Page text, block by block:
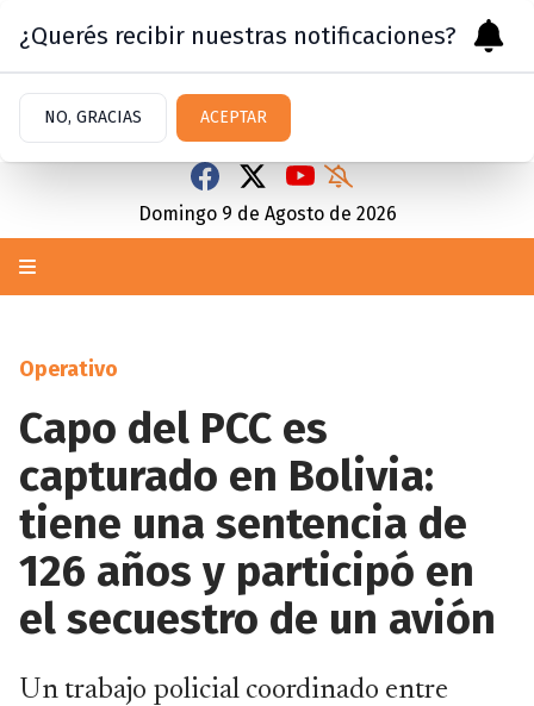
Domingo 9 de Agosto de 2026
Operativo
Capo del PCC es
capturado en Bolivia:
tiene una sentencia de
126 años y participó en
el secuestro de un avión
Un trabajo policial coordinado entre
¿Querés recibir nuestras notificaciones?
NO, GRACIAS ACEPTAR